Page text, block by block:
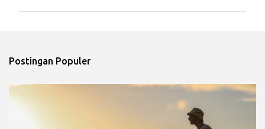
t
Postingan Populer